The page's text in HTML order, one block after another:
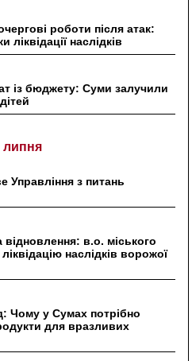
роботи після атак:
ліквідації наслідків
із бюджету: Суми залучили
липня
Управління з питань
в.о. міського
наслідків ворожої
Чому у Сумах потрібно
для вразливих